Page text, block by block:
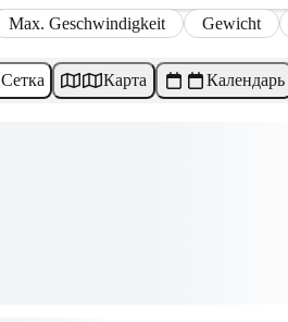
Max. Geschwindigkeit Gewicht
Сетка Карта Календарь